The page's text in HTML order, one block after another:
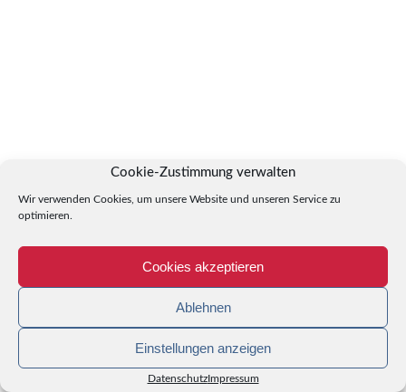
Cookie-Zustimmung verwalten
Wir verwenden Cookies, um unsere Website und unseren Service zu
optimieren.
Cookies akzeptieren
Ablehnen
Einstellungen anzeigen
DatenschutzImpressum